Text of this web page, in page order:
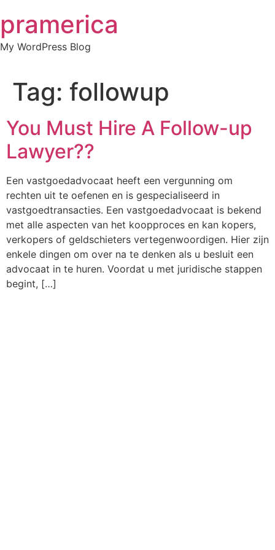
to
content
pramerica
My WordPress Blog
Tag: followup
You Must Hire A Follow-up
Lawyer??
Een vastgoedadvocaat heeft een vergunning om
rechten uit te oefenen en is gespecialiseerd in
vastgoedtransacties. Een vastgoedadvocaat is bekend
met alle aspecten van het koopproces en kan kopers,
verkopers of geldschieters vertegenwoordigen. Hier zijn
enkele dingen om over na te denken als u besluit een
advocaat in te huren. Voordat u met juridische stappen
begint, […]